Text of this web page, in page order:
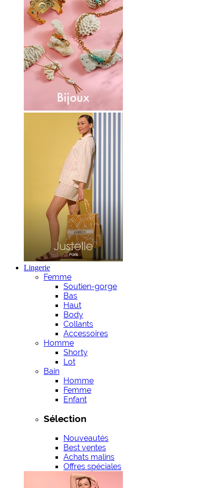
Lingerie
Femme
Soutien-gorge
Bas
Haut
Body
Collants
Accessoires
Homme
Shorty
Lot
Bain
Homme
Femme
Enfant
Sélection
Nouveautés
Best ventes
Achats malins
Offres spéciales